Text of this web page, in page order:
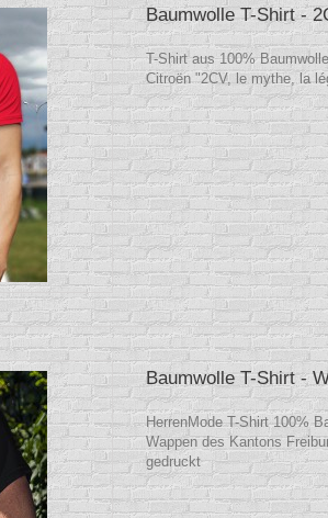
Baumwolle T-Shirt -
T-Shirt aus 100%
Citroën "2CV, le mythe, la
Baumwolle T-Shirt -
HerrenMode T-Shirt 100%
Wappen des Kantons
gedruckt